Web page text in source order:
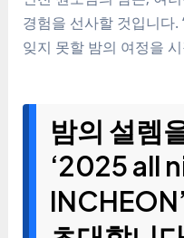
경험을 선사할 것입니다.
잊지 못할 밤의 여정을
밤의 설렘
‘2025 all